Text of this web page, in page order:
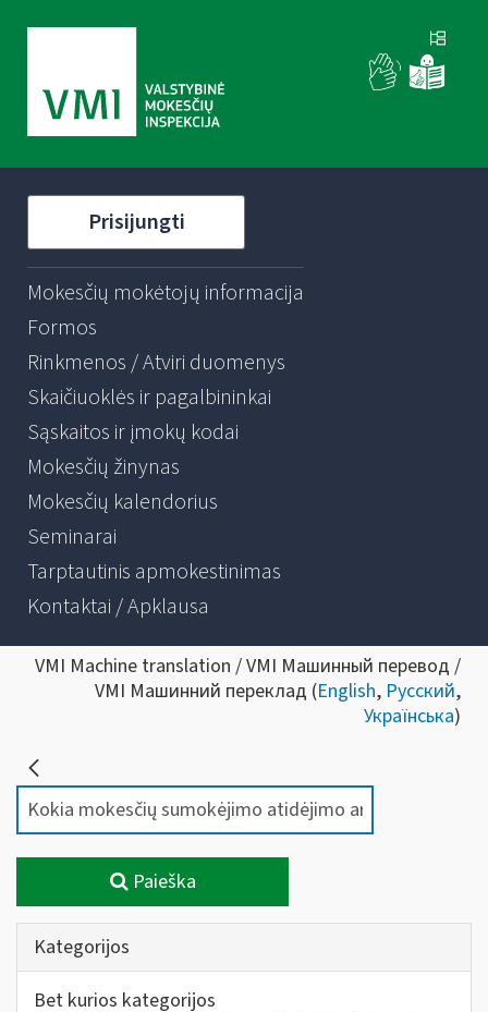
Prisijungti
Mokesčių mokėtojų informacija
Formos
Rinkmenos / Atviri duomenys
Skaičiuoklės ir pagalbininkai
Sąskaitos ir įmokų kodai
Mokesčių žinynas
Mokesčių kalendorius
Seminarai
Tarptautinis apmokestinimas
Kontaktai / Apklausa
VMI Machine translation / VMI Машинный перевод /
VMI Машинний переклад (English, Русский,
Українська)
Paieška
Kategorijos
Bet kurios kategorijos